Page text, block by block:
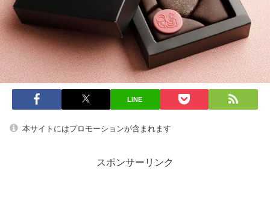
LINE
本サイトにはプロモーションが含まれます
スポンサーリンク